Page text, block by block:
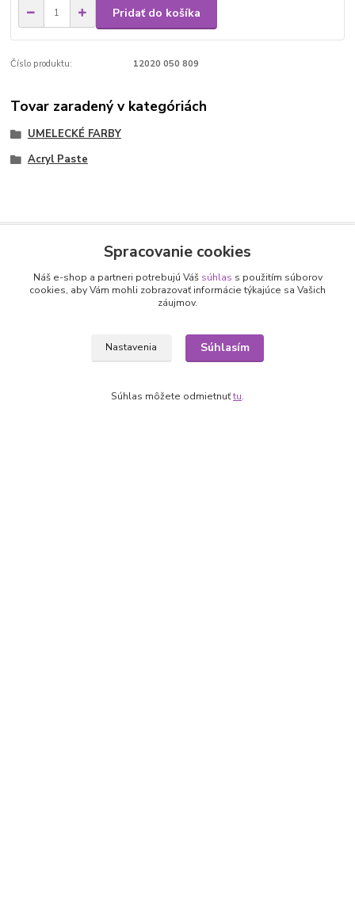
Pridať do košíka
Číslo produktu: 12020 050 809
Tovar zaradený v kategóriách
UMELECKÉ FARBY
Acryl Paste
Nepremeškajte novinky, akcie a
zľavy!
Prihlásiť sa
Môžete sa kedykoľvek odhlásiť. Zasielame raz za 14 dní.
Spracovanie cookies
Náš e-shop a partneri potrebujú Váš súhlas s použitím súborov
cookies, aby Vám mohli zobrazovať informácie týkajúce sa Vašich
záujmov.
Nastavenia Súhlasím
Súhlas môžete odmietnuťtu.